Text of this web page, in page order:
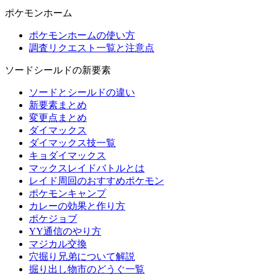
ポケモンホーム
ポケモンホームの使い方
調査リクエスト一覧と注意点
ソードシールドの新要素
ソードとシールドの違い
新要素まとめ
変更点まとめ
ダイマックス
ダイマックス技一覧
キョダイマックス
マックスレイドバトルとは
レイド周回のおすすめポケモン
ポケモンキャンプ
カレーの効果と作り方
ポケジョブ
YY通信のやり方
マジカル交換
穴掘り兄弟について解説
掘り出し物市のどうぐ一覧